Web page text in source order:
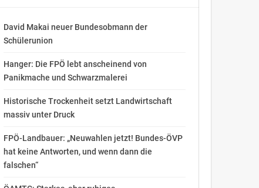
David Makai neuer Bundesobmann der
Schülerunion
Hanger: Die FPÖ lebt anscheinend von
Panikmache und Schwarzmalerei
Historische Trockenheit setzt Landwirtschaft
massiv unter Druck
FPÖ-Landbauer: „Neuwahlen jetzt! Bundes-ÖVP
hat keine Antworten, und wenn dann die
falschen“